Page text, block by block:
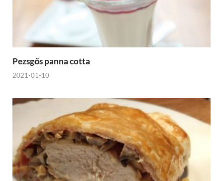
Pezsgős panna cotta
2021-01-10